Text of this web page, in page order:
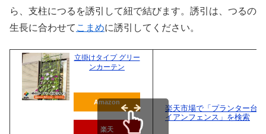
ら、支柱につるを誘引して紐で結びます。誘引は、つるの
生長に合わせて こまめに誘引してください。
立掛けタイプ グリー
ンカーテン
Amazon
楽天
楽天市場で「プランター台
イアンフェンス」を検索